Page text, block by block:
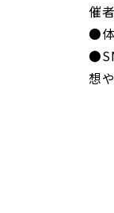
催
●体
想